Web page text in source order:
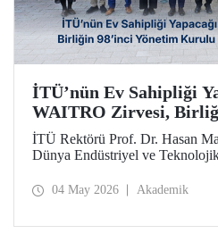
İTÜ’nün Ev Sahipliği
WAITRO Zirvesi,
Kurulu Toplantısı’nda
İTÜ Rektörü Prof. Dr. Hasan
Dünya Endüstriyel ve
yapıldı. Köln’deki toplantının
04 May 2026 Akademik